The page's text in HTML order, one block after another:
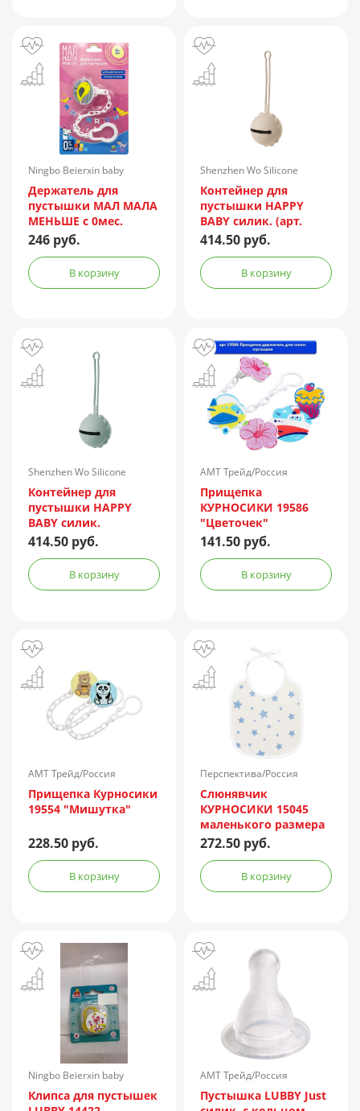
Ningbo Beierxin baby
Accessories/Китай
Держатель для
пустышки МАЛ МАЛА
МЕНЬШЕ с 0мес.
246 руб.
В корзину
Shenzhen Wo Silicone
Technology/Китай
Контейнер для
пустышки HAPPY
BABY силик. (арт.
11028) песочный
414.50 руб.
В корзину
Shenzhen Wo Silicone
Technology/Китай
Контейнер для
пустышки HAPPY
BABY силик.
(оливковый)
414.50 руб.
В корзину
АМТ Трейд/Россия
Прищепка
КУРНОСИКИ 19586
"Цветочек"
держатель д/
пустышки
141.50 руб.
В корзину
АМТ Трейд/Россия
Прищепка Курносики
19554 "Мишутка"
228.50 руб.
В корзину
Перспектива/Россия
Слюнявчик
КУРНОСИКИ 15045
маленького размера
272.50 руб.
В корзину
Ningbo Beierxin baby
Accessories/Китай
Клипса для пустышек
АМТ Трейд/Россия
Пустышка LUBBY Just